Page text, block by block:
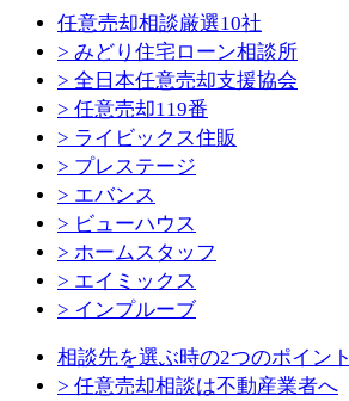
任意売却相談厳選10社
> みどり住宅ローン相談所
> 全日本任意売却支援協会
> 任意売却119番
> ライビックス住販
> プレステージ
> エバンス
> ビューハウス
> ホームスタッフ
> エイミックス
> インプルーブ
相談先を選ぶ時の2つのポイント
> 任意売却相談は不動産業者へ